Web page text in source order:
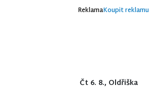
ReklamaKoupit reklamu
Čt 6. 8., Oldřiška